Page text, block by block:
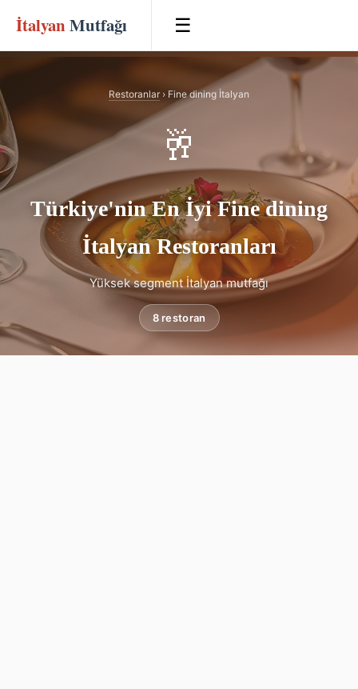
İtalyan Mutfağı ☰
Restoranlar › Fine dining İtalyan
🥂
Türkiye'nin En İyi Fine dining
İtalyan Restoranları
Yüksek segment İtalyan mutfağı
8 restoran